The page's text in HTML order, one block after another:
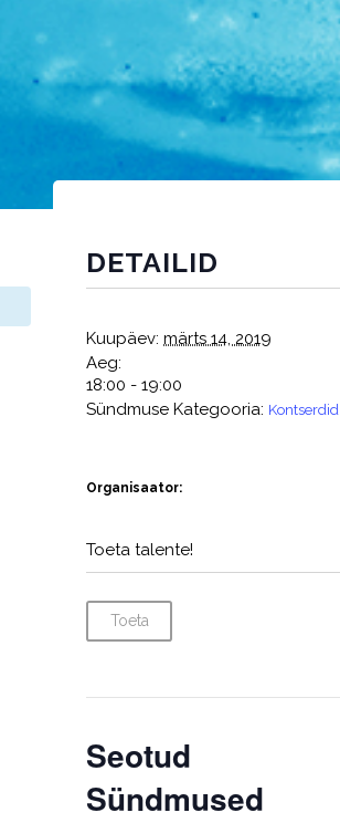
DETAILID
Kuupäev: märts 14, 2019
Aeg:
18:00 - 19:00
Sündmuse Kategooria: Kontserdid
Organisaator:
Toeta talente!
Toeta
Seotud
Sündmused